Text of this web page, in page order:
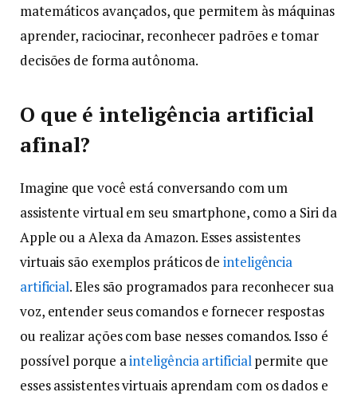
matemáticos avançados, que permitem às máquinas
aprender, raciocinar, reconhecer padrões e tomar
decisões de forma autônoma.
O que é inteligência artificial
afinal?
Imagine que você está conversando com um
assistente virtual em seu smartphone, como a Siri da
Apple ou a Alexa da Amazon. Esses assistentes
virtuais são exemplos práticos deinteligência
artificial. Eles são programados para reconhecer sua
voz, entender seus comandos e fornecer respostas
ou realizar ações com base nesses comandos. Isso é
possível porque ainteligência artificialpermite que
esses assistentes virtuais aprendam com os dados e